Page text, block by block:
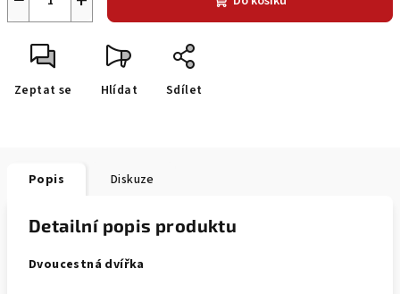
Zeptat se Hlídat Sdílet
Popis Diskuze
Detailní popis produktu
Dvoucestná dvířka